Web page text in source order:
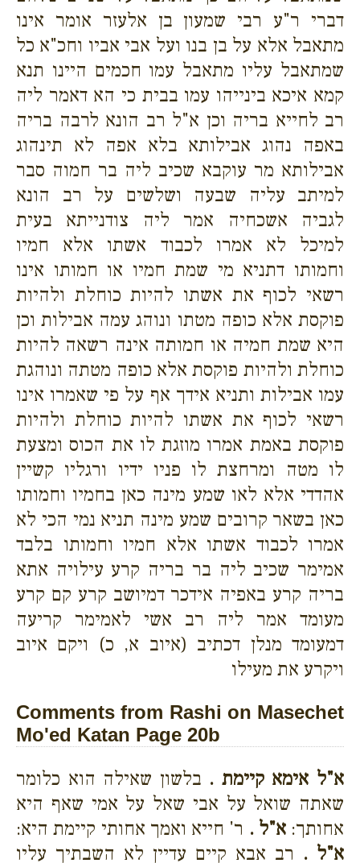
דברי ר"ע רבי שמעון בן אלעזר אומר אינו
מתאבל אלא על בן בנו ועל אבי אביו וחכ"א כל
שמתאבל עליו מתאבל עמו חכמים היינו תנא
קמא איכא בינייהו עמו בבית כי הא דאמר ליה
רב לחייא בריה וכן א"ל רב הונא לרבה בריה
באפה נהוג אבילותא בלא אפה לא תינהוג
אבילותא מר עוקבא שכיב ליה בר חמוה סבר
למיתב עליה שבעה ושלשים על רב הונא
לגביה אשכחיה אמר ליה צודנייתא בעית
למיכל לא אמרו לכבוד אשתו אלא חמיו
וחמותו דתניא מי שמת חמיו או חמותו אינו
רשאי לכוף את אשתו להיות כוחלת ולהיות
פוקסת אלא כופה מטתו ונוהג עמה אבילות וכן
היא שמת חמיה או חמותה אינה רשאה להיות
כוחלת ולהיות פוקסת אלא כופה מטתה ונוהגת
עמו אבילות ותניא אידך אף על פי שאמרו אינו
רשאי לכוף את אשתו להיות כוחלת ולהיות
פוקסת באמת אמרו מוזגת לו את הכוס ומצעת
לו מטה ומרחצת לו פניו ידיו ורגליו קשיין
אהדדי אלא לאו שמע מינה כאן בחמיו וחמותו
כאן בשאר קרובים שמע מינה תניא נמי הכי לא
אמרו לכבוד אשתו אלא חמיו וחמותו בלבד
אמימר שכיב ליה בר בריה קרע עילויה אתא
בריה קרע באפיה אידכר דמיושב קרע קם קרע
מעומד אמר ליה רב אשי לאמימר קריעה
דמעומד מנלן דכתיב (איוב א, כ) ויקם איוב
ויקרע את מעילו
Comments from Rashi on Masechet
Mo'ed Katan Page 20b
א"ל אימא קיימת . בלשון שאילה הוא כלומר
שאתה שואל על אבי שאל על אמי שאף היא
אחותך:א"ל . ר' חייא ואמך אחותי קיימת היא:
א"ל . רב אבא קיים עדיין לא השבתיך עליו